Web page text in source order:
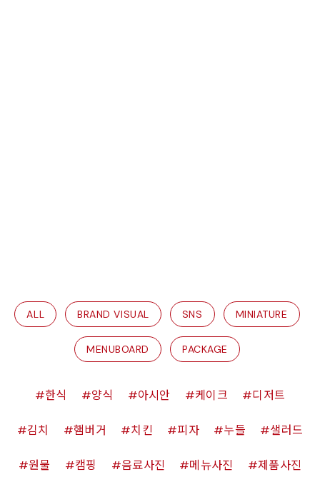
ALL BRAND VISUAL SNS MINIATURE
MENUBOARD PACKAGE
한식 양식 아시안 케이크 디저트
김치 햄버거 치킨 피자 누들 샐러드
원물 캠핑 음료사진 메뉴사진 제품사진